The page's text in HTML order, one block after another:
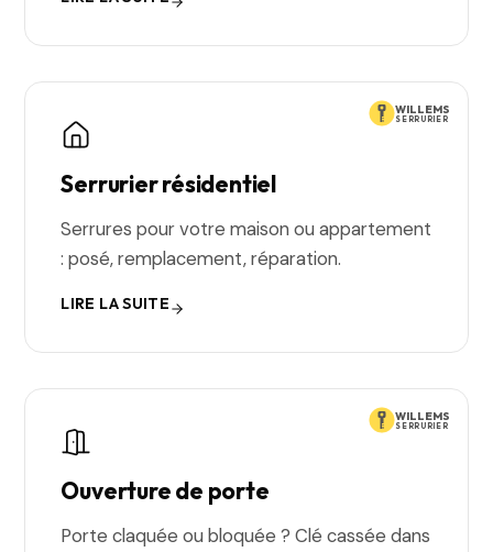
WILLEMS
SERRURIER
Serrurier résidentiel
Serrures pour votre maison ou appartement
: posé, remplacement, réparation.
LIRE LA SUITE
WILLEMS
SERRURIER
Ouverture de porte
Porte claquée ou bloquée ? Clé cassée dans